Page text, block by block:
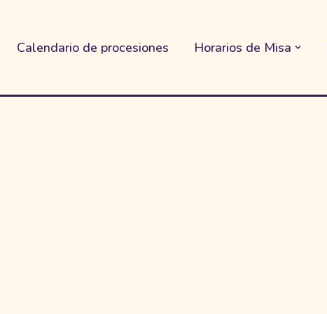
Calendario de procesiones Horarios de Misa